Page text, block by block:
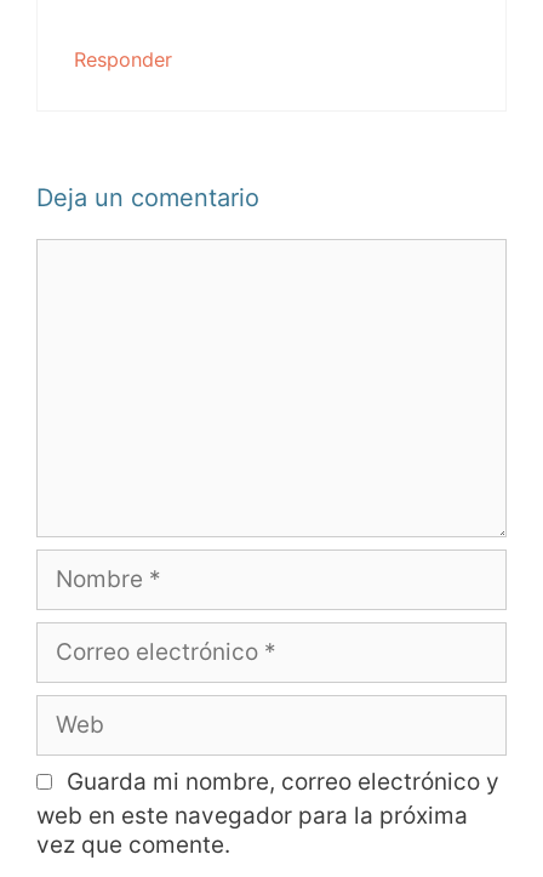
Responder
Deja un comentario
Guarda mi nombre, correo electrónico y
web en este navegador para la próxima
vez que comente.